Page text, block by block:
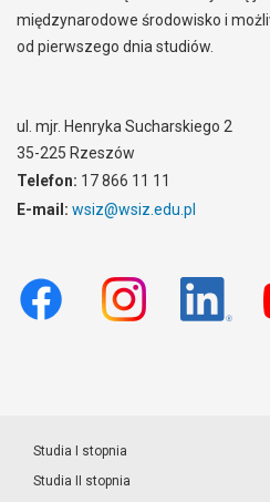
międzynarodowe środowisko i
od pierwszego dnia studiów.
ul. mjr. Henryka Sucharskiego 2
35-225 Rzeszów
Telefon: 17 866 11 11
E-mail: wsiz@wsiz.edu.pl
Studia I stopnia
Studia II stopnia